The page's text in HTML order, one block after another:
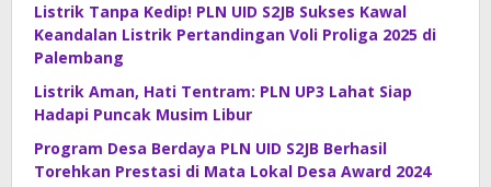
Listrik Tanpa Kedip! PLN UID S2JB Sukses Kawal
Keandalan Listrik Pertandingan Voli Proliga 2025 di
Palembang
Listrik Aman, Hati Tentram: PLN UP3 Lahat Siap
Hadapi Puncak Musim Libur
Program Desa Berdaya PLN UID S2JB Berhasil
Torehkan Prestasi di Mata Lokal Desa Award 2024